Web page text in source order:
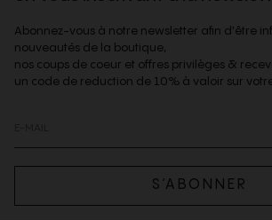
Abonnez-vous à notre newsletter afin d'être
nouveautés de la boutique,
nos coups de coeur et offres privilèges &
un code de reduction de 10% à valoir sur
S’ABONNER